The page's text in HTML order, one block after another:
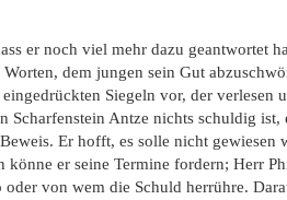
er noch viel mehr dazu geantwortet
dem jungen sein Gut
Siegeln vor, der verlesen
Scharfenstein Antze nichts schuldig
Er hofft, es solle nicht
könne er seine Termine fordern; Herr
von wem die Schuld herrühre.